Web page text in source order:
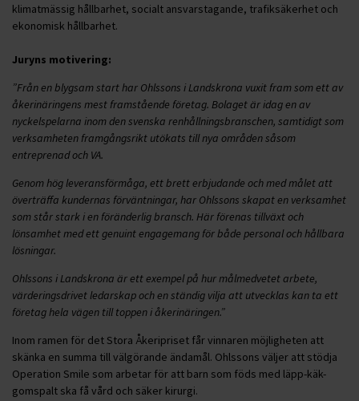
klimatmässig hållbarhet, socialt ansvarstagande, trafiksäkerhet och
ekonomisk hållbarhet.
Juryns motivering:
”Från en blygsam start har Ohlssons i Landskrona vuxit fram som ett av
åkerinäringens mest framstående företag. Bolaget är idag en av
nyckelspelarna inom den svenska renhållningsbranschen, samtidigt som
verksamheten framgångsrikt utökats till nya områden såsom
entreprenad och VA.
Genom hög leveransförmåga, ett brett erbjudande och med målet att
överträffa kundernas förväntningar, har Ohlssons skapat en verksamhet
som står stark i en föränderlig bransch. Här förenas tillväxt och
lönsamhet med ett genuint engagemang för både personal och hållbara
lösningar.
Ohlssons i Landskrona är ett exempel på hur målmedvetet arbete,
värderingsdrivet ledarskap och en ständig vilja att utvecklas kan ta ett
företag hela vägen till toppen i åkerinäringen.”
Inom ramen för det Stora Åkeripriset får vinnaren möjligheten att
skänka en summa till välgörande ändamål. Ohlssons väljer att stödja
Operation Smile som arbetar för att barn som föds med läpp-käk-
gomspalt ska få vård och säker kirurgi.